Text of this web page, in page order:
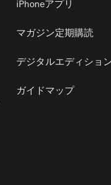
iPhoneアプリ
マガジン定期購読
デジタルエディショ
ガイドマップ